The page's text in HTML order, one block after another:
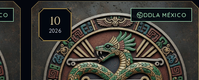
10
2026
DDLA MÉXICO